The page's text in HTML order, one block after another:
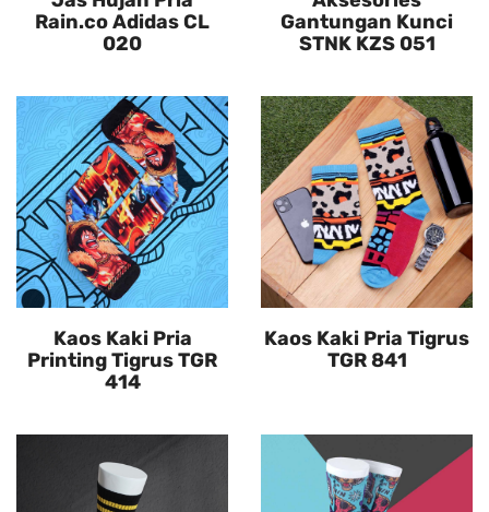
Rain.co Adidas CL
020
Gantungan Kunci
STNK KZS 051
Kaos Kaki Pria
Printing Tigrus TGR
414
Kaos Kaki Pria Tigrus
TGR 841